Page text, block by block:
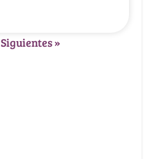
Siguientes »